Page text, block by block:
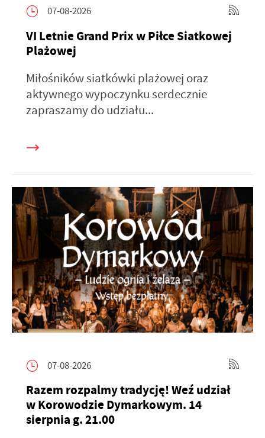
07-08-2026
VI Letnie Grand Prix w Piłce Siatkowej
Plażowej
Miłośników siatkówki plażowej oraz
aktywnego wypoczynku serdecznie
zapraszamy do udziału...
07-08-2026
Razem rozpalmy tradycję! Weź udział
w Korowodzie Dymarkowym. 14
sierpnia g. 21.00